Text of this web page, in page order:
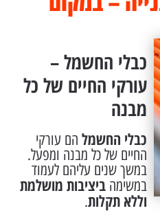
כבלי החשמל –
עורקי החיים של כל
מבנה
כבלי החשמל הם עורקי
החיים של כל מבנה ומפעל.
במשך שנים עליהם לעמוד
במשימה ביציבות מושלמת
וללא תקלות.